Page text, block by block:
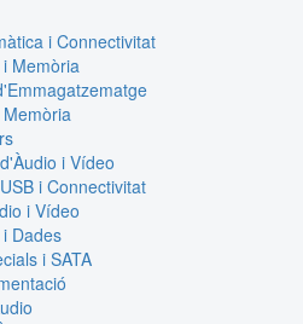
i Connectivitat
Memòria
i Vídeo
i Connectivitat
i Vídeo
Dades
i SATA